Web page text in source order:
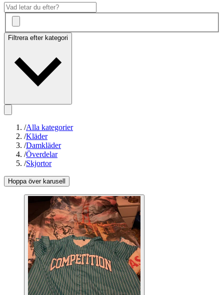
Filtrera efter kategori
/Alla kategorier
/Kläder
/Damkläder
/Överdelar
/Skjortor
Hoppa över karusell